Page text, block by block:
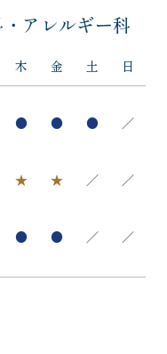
アレルギー科
木 金 土 日
● ● ● ／
★ ★ ／ ／
● ● ／ ／